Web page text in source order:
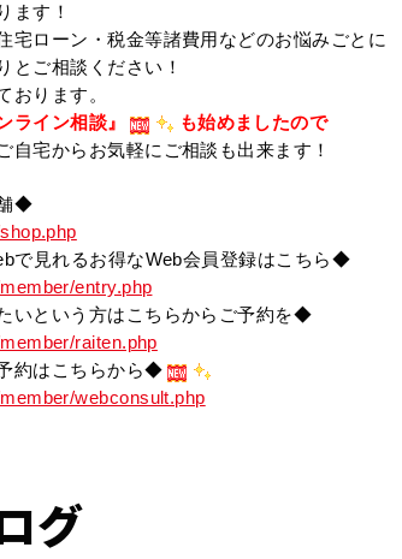
ます！
宅ローン・税金等諸費用などのお悩みごとに
とご相談ください！
おります。
ライン相談』
も始めましたので
自宅からお気軽にご相談も出来ます！
◆
で見れるお得なWeb会員登録はこちら◆
entry.php
いという方はこちらからご予約を◆
raiten.php
約はこちらから◆
webconsult.php
グ